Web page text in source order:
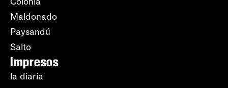
Maldonado
Paysandú
Salto
Impresos
la diaria